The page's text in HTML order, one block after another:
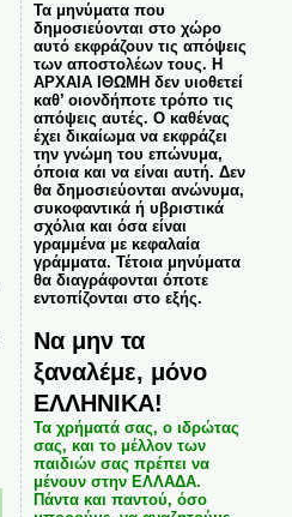
Τα μηνύματα που
δημοσιεύονται στο χώρο
αυτό εκφράζουν τις απόψεις
των αποστολέων τους. Η
ΑΡΧΑΙΑ ΙΘΩΜΗ δεν υιοθετεί
καθ’ οιονδήποτε τρόπο τις
απόψεις αυτές. Ο καθένας
έχει δικαίωμα να εκφράζει
την γνώμη του επώνυμα,
όποια και να είναι αυτή. Δεν
θα δημοσιεύονται ανώνυμα,
συκοφαντικά ή υβριστικά
σχόλια και όσα είναι
γραμμένα με κεφαλαία
γράμματα. Τέτοια μηνύματα
θα διαγράφονται όποτε
εντοπίζονται στο εξής.
Να μην τα
ξαναλέμε, μόνο
ΕΛΛΗΝΙΚΑ!
Τα χρήματά σας, ο ιδρώτας
σας, και το μέλλον των
παιδιών σας πρέπει να
μένουν στην ΕΛΛΑΔΑ.
Πάντα και παντού, όσο